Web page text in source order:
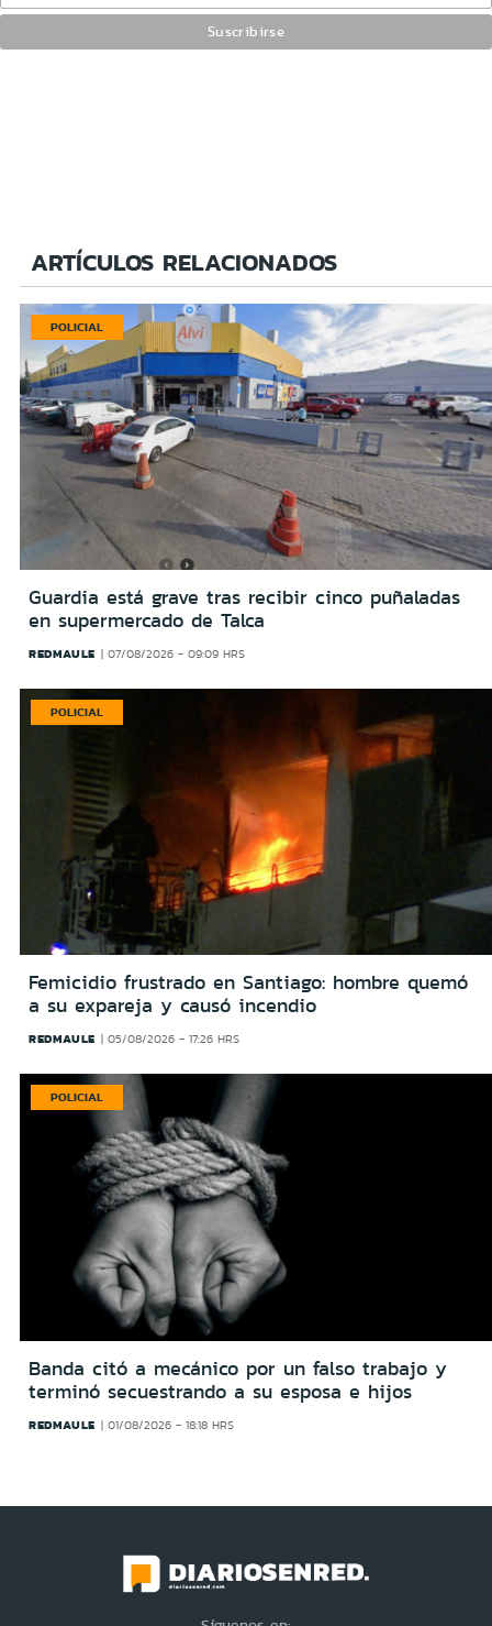
ARTÍCULOS RELACIONADOS
POLICIAL
Guardia está grave tras recibir cinco puñaladas
en supermercado de Talca
REDMAULE 07/08/2026 - 09:09 HRS
POLICIAL
Femicidio frustrado en Santiago: hombre quemó
a su expareja y causó incendio
REDMAULE 05/08/2026 - 17:26 HRS
POLICIAL
Banda citó a mecánico por un falso trabajo y
terminó secuestrando a su esposa e hijos
REDMAULE 01/08/2026 - 18:18 HRS